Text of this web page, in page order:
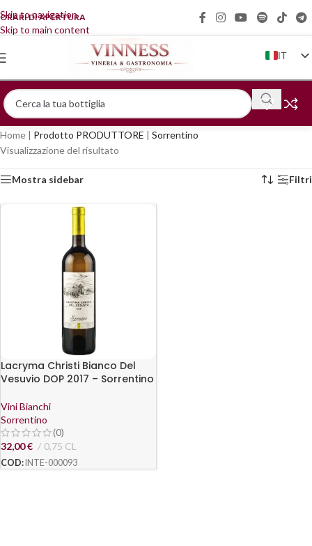
Skip to navigation
Skip to main content
ORARI DI APERTURA
IT
EN
FR
DE
Home | Prodotto PRODUTTORE | Sorrentino
Visualizzazione del risultato
Mostra sidebar Filtri
Lacryma Christi Bianco Del
Vesuvio DOP 2017 – Sorrentino
Vini Bianchi
Sorrentino
(0)
32,00€ 0,75 CL
COD: INTE-000093